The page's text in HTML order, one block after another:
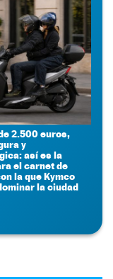
2.500 euros,
y
así es la
el carnet de
la que Kymco
la ciudad